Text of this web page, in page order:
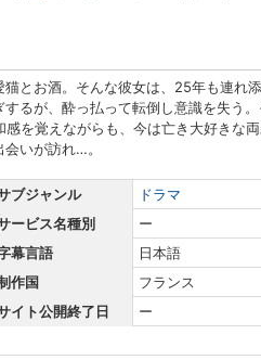
とお酒。そんな彼女は、25年も連れ
るが、酔っ払って転倒し意識を失う
を覚えながらも、今は亡き大好きな
いが訪れ…。
ブジャンル
ドラマ
ービス名種別
ー
幕言語
日本語
作国
フランス
イト公開終了日
ー